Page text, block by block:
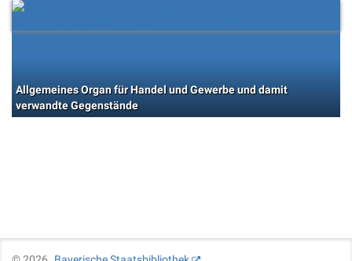
Allgemeines Organ für Handel und Gewerbe und damit
verwandte Gegenstände